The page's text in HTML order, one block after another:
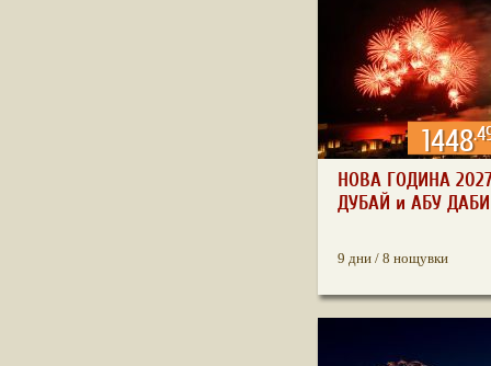
1448
НОВА ГОДИНА
ДУБАЙ и АБУ
9 дни / 8 нощувки